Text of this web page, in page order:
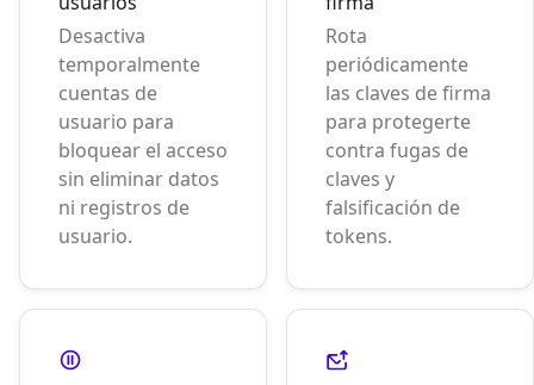
Desactiva
temporalmente
cuentas de
usuario para
bloquear el acceso
sin eliminar datos
ni registros de
usuario.
Rota
periódicamente
las claves de firma
para protegerte
contra fugas de
claves y
falsificación de
tokens.